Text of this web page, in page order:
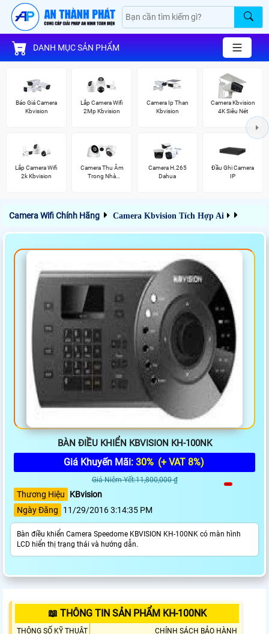
DANH MỤC SẢN PHẨM
Báo Giá Camera
Kbvision
Lắp Camera Wifi
2Mp Kbvision
Camera Ip Than
Kbvision
Camera Kbvision
4K Siêu Nét
Lắp Camera Wifi
2k Kbvision
Camera Thu Âm
Trong Nhà
Camera H.265
Dahua
Đầu Ghi Camera
IP
Camera Wifi Chính Hãng Camera Kbvision Tích Hợp Ai
BÀN ĐIỀU KHIỂN KBVISION KH-100NK
Giá Khuyến Mãi: 30% (+ VAT 8%)
Giá Niêm Yết:11,800,000 ₫
Thương Hiệu
KBvision
Ngày Đăng
11/29/2016 3:14:35 PM
Bàn điều khiển Camera Speedome KBVISION KH-100NK có màn hình
LCD hiển thị trạng thái và hướng dẫn.
📖 THÔNG TIN SẢN PHẨM KH-100NK
THÔNG SỐ KỸ THUẬT CHÍNH SÁCH BẢO HÀNH